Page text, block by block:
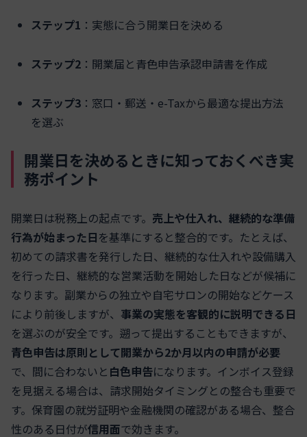
ステップ1 ：実態に合う開業日を決める
ステップ2 ：開業届と青色申告承認申請書を作成
ステップ3 ：窓口・郵送・e-Taxから最適な提出方法
を選ぶ
開業日を決めるときに知っておくべき実
務ポイント
開業日は税務上の起点です。 売上や仕入れ、継続的な準備
行為が始まった日を基準にすると整合的です。たとえば、
初めての請求書を発行した日、継続的な仕入れや設備購入
を行った日、継続的な営業活動を開始した日などが候補に
なります。副業からの独立や自宅サロンの開始などケース
により前後しますが、 事業の実態を客観的に説明できる日
を選ぶのが安全です。遡って提出することもできますが、
青色申告は原則として開業から2か月以内の申請が必要
で、間に合わないと 白色申告になります。インボイス登録
を見据える場合は、請求開始タイミングとの整合も重要で
す。保育園の就労証明や金融機関の確認がある場合、整合
性のある日付が信用面で効きます。